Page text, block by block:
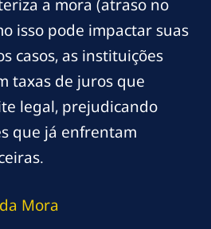
a mora (atraso no
isso pode impactar suas
casos, as instituições
taxas de juros que
legal, prejudicando
que já enfrentam
Mora